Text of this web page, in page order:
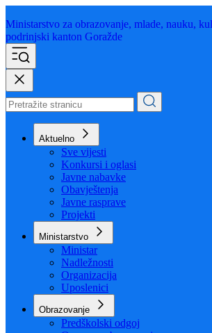
Ministarstvo za obrazovanje,
podrinjski kanton Goražde
Aktuelno
Sve vijesti
Konkursi i oglasi
Javne nabavke
Obavještenja
Javne rasprave
Projekti
Ministarstvo
Ministar
Nadležnosti
Organizacija
Uposlenici